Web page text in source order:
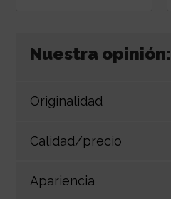
Nuestra opinión:
Originalidad
Calidad/precio
Apariencia